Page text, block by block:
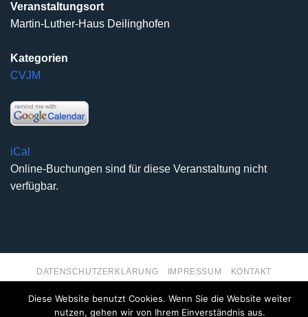
Veranstaltungsort
Martin-Luther-Haus Deilinghofen
Kategorien
CVJM
iCal
Online-Buchungen sind für diese Veranstaltung nicht
verfügbar.
DATENSCHUTZERKLÄRUNG IMPRESSUM KONTAKT
kleinzweidrei Kommunikationsdesign
Diese Website benutzt Cookies. Wenn Sie die Website weiter
nutzen, gehen wir von Ihrem Einverständnis aus.